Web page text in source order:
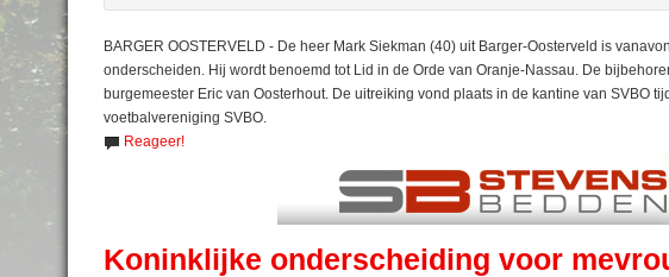
BARGER OOSTERVELD - De heer Mark Siekman (40) uit Barger-Oosterveld is
onderscheiden. Hij wordt benoemd tot Lid in de Orde van Oranje-Nassau. De
burgemeester Eric van Oosterhout. De uitreiking vond plaats in de kantine van SVBO
voetbalvereniging SVBO.
Reageer!
Koninklijke onderscheiding voor